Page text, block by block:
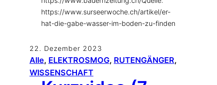
https://www.surseerwoche.ch/artikel/er-
hat-die-gabe-wasser-im-boden-zu-finden
22. Dezember 2023
Alle, ELEKTROSMOG, RUTENGÄNGER
WISSENSCHAFT